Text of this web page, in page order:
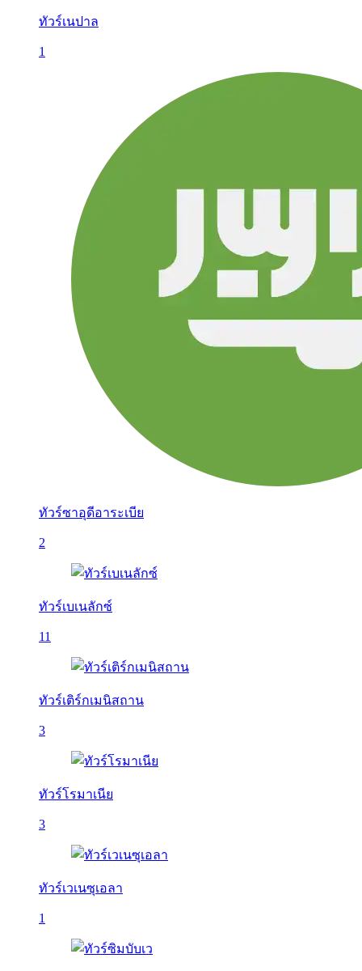
ทัวร์เนปาล
1
ทัวร์ซาอุดีอาระเบีย
2
ทัวร์เบเนลักซ์
11
ทัวร์เติร์กเมนิสถาน
3
ทัวร์โรมาเนีย
3
ทัวร์เวเนซุเอลา
1